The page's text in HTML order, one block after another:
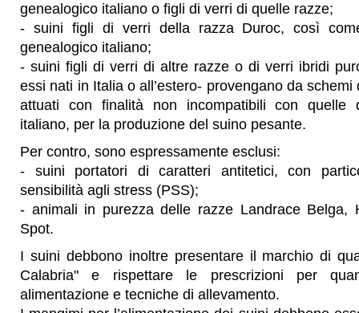
genealogico italiano o figli di verri di quelle razze;
- suini figli di verri della razza Duroc, così
genealogico italiano;
- suini figli di verri di altre razze o di verri ibridi
essi nati in Italia o all’estero- provengano da
attuati con finalità non incompatibili con quelle
italiano, per la produzione del suino pesante.
Per contro, sono espressamente esclusi:
- suini portatori di caratteri antitetici, con
sensibilità agli stress (PSS);
- animali in purezza delle razze Landrace Belga,
Spot.
I suini debbono inoltre presentare il marchio di
Calabria" e rispettare le prescrizioni per
alimentazione e tecniche di allevamento.